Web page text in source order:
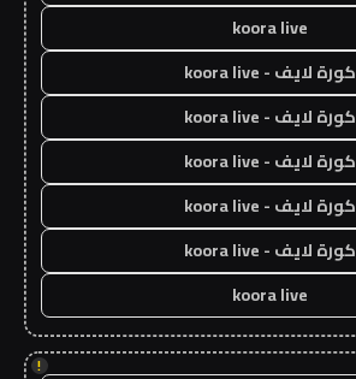
koora live
كورة لايف - koora live
كورة لايف - koora live
كورة لايف - koora live
كورة لايف - koora live
كورة لايف - koora live
koora live
!